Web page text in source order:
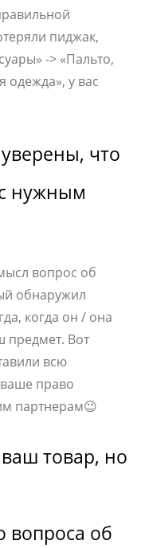
пиджак,
-> «Пальто,
одежда», у вас
что
нужным
вопрос об
обнаружил
когда он / она
предмет. Вот
всю
право
партнерам😉
товар, но
вопроса об